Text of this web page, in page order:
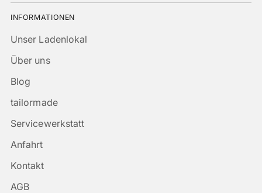
INFORMATIONEN
Unser Ladenlokal
Über uns
Blog
tailormade
Servicewerkstatt
Anfahrt
Kontakt
AGB